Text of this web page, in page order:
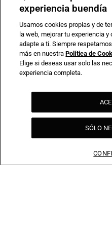
Compromiso de seguridad en
experiencia buendía
Usamos cookies propias y de
la web, mejorar tu experiencia
adapte a ti. Siempre
más en nuestraPolítica de
Elige si deseas usar solo las
experiencia completa.
SÓLO